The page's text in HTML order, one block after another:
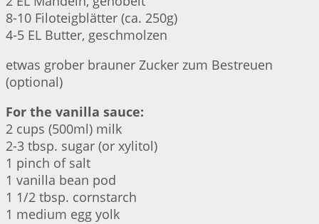
8-10 Filoteigblätter (ca. 250g)
4-5 EL Butter, geschmolzen
etwas grober brauner Zucker zum Bestreuen
(optional)
For the vanilla sauce:
2 cups (500ml) milk
2-3 tbsp. sugar (or xylitol)
1 pinch of salt
1 vanilla bean pod
1 1/2 tbsp. cornstarch
1 medium egg yolk